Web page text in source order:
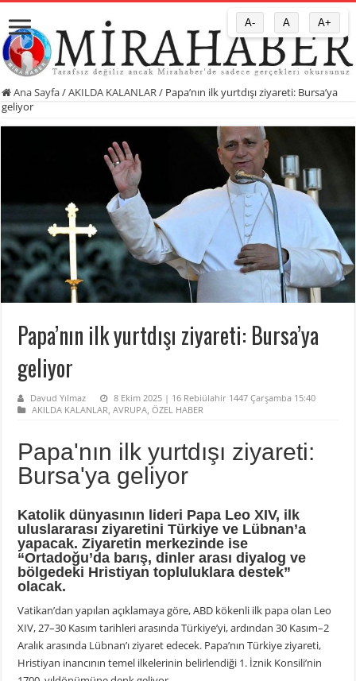
Ana Sayfa/AKILDA KALANLAR / Papa’nın ilk yurtdışı ziyareti: Bursa’ya
geliyor
Papa’nın ilk yurtdışı ziyareti: Bursa’ya
geliyor
Davud Yılmaz
8 Ekim 2025 | 16 Rebiülahir 1447 Çarşamba 15:40
AKILDA KALANLAR,AVRUPA,ÖZEL HABER
Papa'nın ilk yurtdışı ziyareti:
Bursa'ya geliyor
Katolik dünyasının lideri Papa Leo XIV, ilk
uluslararası ziyaretini Türkiye ve Lübnan’a
yapacak. Ziyaretin merkezinde ise
“Ortadoğu’da barış, dinler arası diyalog ve
bölgedeki Hristiyan topluluklara destek”
olacak.
Vatikan’dan yapılan açıklamaya göre, ABD kökenli ilk papa olan Leo
XIV, 27–30 Kasım tarihleri arasında Türkiye’yi, ardından 30 Kasım–2
Aralık arasında Lübnan’ı ziyaret edecek. Papa’nın Türkiye ziyareti,
Hristiyan inancının temel ilkelerinin belirlendiği 1. İznik Konsili’nin
A- A A+